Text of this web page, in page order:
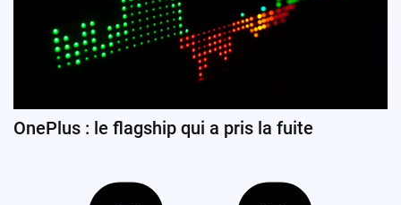
OnePlus : le flagship qui a pris la fuite